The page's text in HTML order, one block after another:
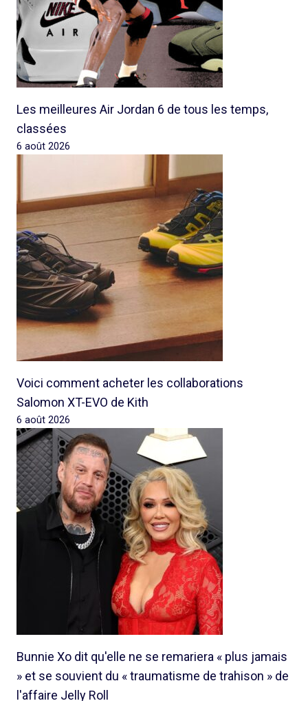
Les meilleures Air Jordan 6 de tous les temps,
classées
6 août 2026
Voici comment acheter les collaborations
Salomon XT-EVO de Kith
6 août 2026
Bunnie Xo dit qu'elle ne se remariera « plus jamais
» et se souvient du « traumatisme de trahison » de
l'affaire Jelly Roll